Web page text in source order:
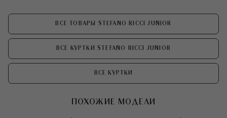
ВСЕ ТОВАРЫ STEFANO RICCI JUNIOR
ВСЕ КУРТКИ STEFANO RICCI JUNIOR
ВСЕ КУРТКИ
ПОХОЖИЕ МОДЕЛИ